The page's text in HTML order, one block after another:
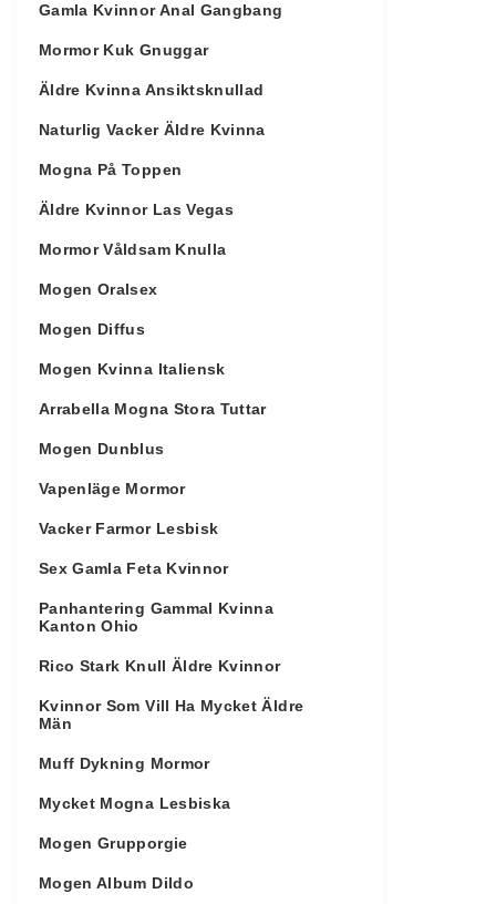
Gamla Kvinnor Anal Gangbang
Mormor Kuk Gnuggar
Äldre Kvinna Ansiktsknullad
Naturlig Vacker Äldre Kvinna
Mogna På Toppen
Äldre Kvinnor Las Vegas
Mormor Våldsam Knulla
Mogen Oralsex
Mogen Diffus
Mogen Kvinna Italiensk
Arrabella Mogna Stora Tuttar
Mogen Dunblus
Vapenläge Mormor
Vacker Farmor Lesbisk
Sex Gamla Feta Kvinnor
Panhantering Gammal Kvinna
Kanton Ohio
Rico Stark Knull Äldre Kvinnor
Kvinnor Som Vill Ha Mycket Äldre
Män
Muff Dykning Mormor
Mycket Mogna Lesbiska
Mogen Grupporgie
Mogen Album Dildo